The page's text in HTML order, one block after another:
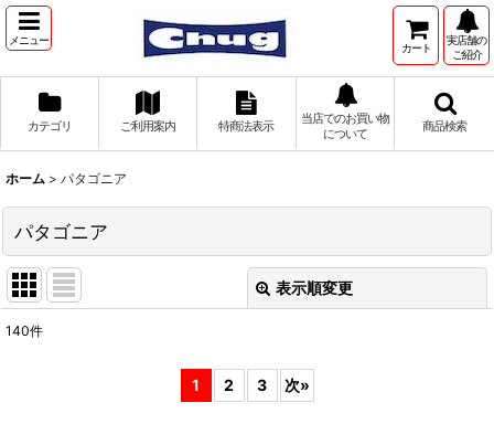
メニュー
カート
実店舗の
ご紹介
カテゴリ ご利用案内 特商法表示
当店でのお買い物
について
商品検索
ホーム > パタゴニア
パタゴニア
表示順変更
140件
1 2 3 次»